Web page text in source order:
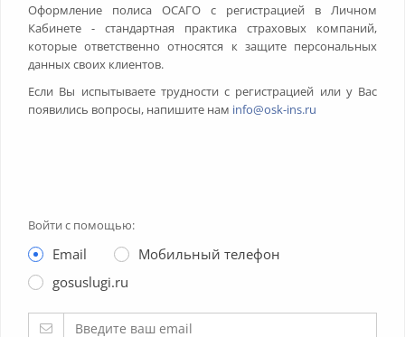
Оформление полиса ОСАГО с регистрацией в Личном
Кабинете - стандартная практика страховых компаний,
которые ответственно относятся к защите персональных
данных своих клиентов.
Если Вы испытываете трудности с регистрацией или у Вас
появились вопросы, напишите нам info@osk-ins.ru
Войти с помощью:
Email
Мобильный телефон
gosuslugi.ru